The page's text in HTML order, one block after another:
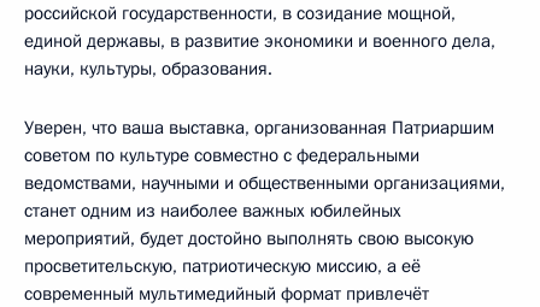
российской государственности, в созидание мощной,
единой державы, в развитие экономики и военного дела,
науки, культуры, образования.
Уверен, что ваша выставка, организованная Патриаршим
советом по культуре совместно с федеральными
ведомствами, научными и общественными организациями,
станет одним из наиболее важных юбилейных
мероприятий, будет достойно выполнять свою высокую
просветительскую, патриотическую миссию, а её
современный мультимедийный формат привлечёт